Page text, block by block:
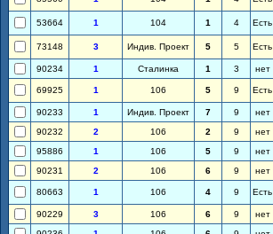
53664 1 104 1 4 Есть
73148 3 Индив. Проект 5 5 Есть
90234 1 Сталинка 1 3 нет
69925 1 106 5 9 Есть
90233 1 Индив. Проект 7 9 нет
90232
2 106 2 9 нет
95886
1 106 5 9 нет
90231
2 106 6 9 нет
80663 1 106 4 9 Есть
90229 3 106 6 9 нет